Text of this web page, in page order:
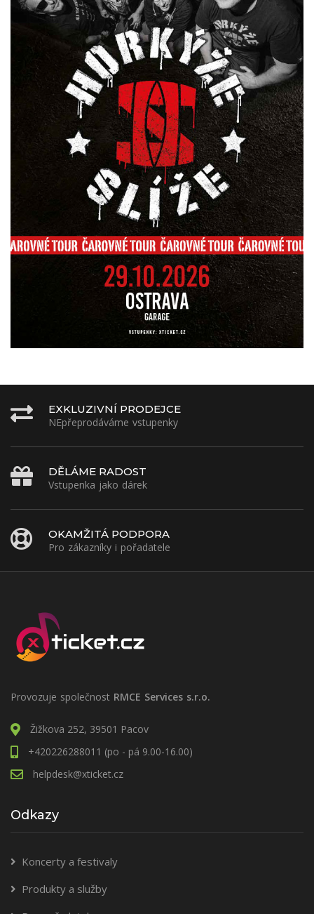
EXKLUZIVNÍ PRODEJCE
NEpřeprodáváme vstupenky
DĚLÁME RADOST
Vstupenka jako dárek
OKAMŽITÁ PODPORA
Pro zákazníky i pořadatele
Provozuje společnost RMCE Services s.r.o.
Žižkova 252, 39501 Pacov
+420226288011 (po - pá 9.00-16.00)
helpdesk@xticket.cz
Odkazy
Koncerty a festivaly
Produkty a služby